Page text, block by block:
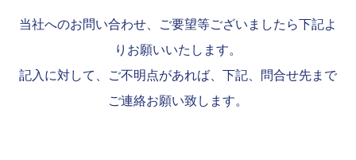
当社へのお問い合わせ、ご要望等ございましたら下記よ
りお願いいたします。
記入に対して、ご不明点があれば、下記、問合せ先まで
ご連絡お願い致します。